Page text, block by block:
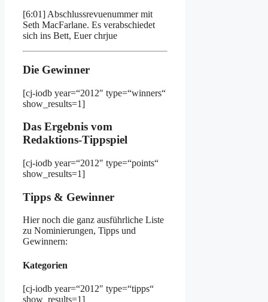
[6:01] Abschlussrevuenummer mit
Seth MacFarlane. Es verabschiedet
sich ins Bett, Euer chrjue
Die Gewinner
[cj-iodb year=“2012″ type=“winners“
show_results=1]
Das Ergebnis vom
Redaktions-Tippspiel
[cj-iodb year=“2012″ type=“points“
show_results=1]
Tipps & Gewinner
Hier noch die ganz ausführliche Liste
zu Nominierungen, Tipps und
Gewinnern:
Kategorien
[cj-iodb year=“2012″ type=“tipps“
show_results=1]